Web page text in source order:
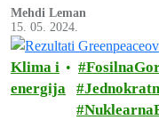
bioplastike, koji nisu
plastikom.
Mehdi Leman
15. 05. 2024.
Klima i
energija